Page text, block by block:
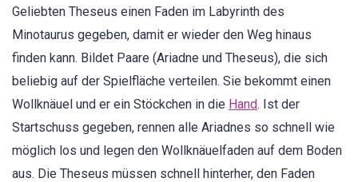
Geliebten Theseus einen Faden im Labyrinth des
Minotaurus gegeben, damit er wieder den Weg hinaus
finden kann. Bildet Paare (Ariadne und Theseus), die sich
beliebig auf der Spielfläche verteilen. Sie bekommt einen
Wollknäuel und er ein Stöckchen in die Hand. Ist der
Startschuss gegeben, rennen alle Ariadnes so schnell wie
möglich los und legen den Wollknäuelfaden auf dem Boden
aus. Die Theseus müssen schnell hinterher, den Faden